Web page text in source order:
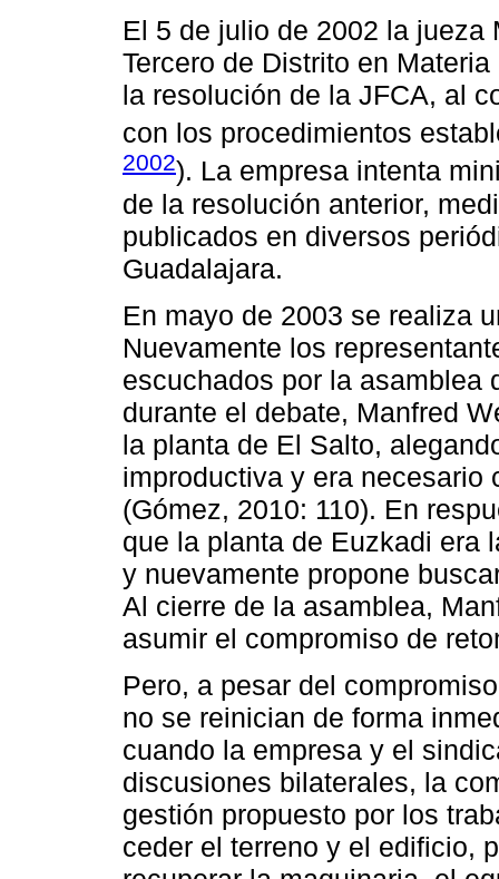
El 5 de julio de 2002 la
Tercero de Distrito en
la resolución de la JFCA, al
con los procedimientos
2002). La empresa intenta
de la resolución anterior,
publicados en diversos
Guadalajara.
En mayo de 2003 se realiza
Nuevamente los
escuchados por la asamblea
durante el debate, Manfred
la planta de El Salto,
improductiva y era necesario
(Gómez, 2010: 110). En
que la planta de Euzkadi era
y nuevamente propone
Al cierre de la asamblea,
asumir el compromiso de
Pero, a pesar del
no se reinician de forma
cuando la empresa y el
discusiones bilaterales, la
gestión propuesto por los
ceder el terreno y el edificio,